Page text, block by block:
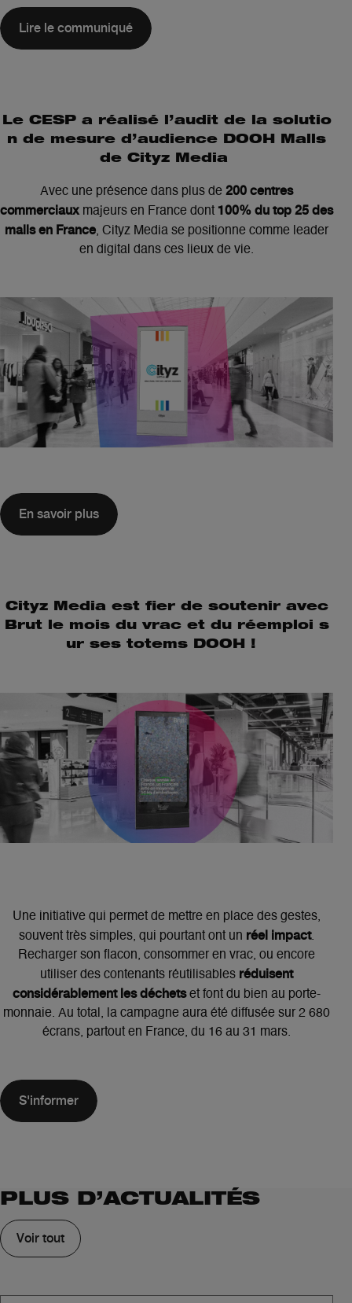
Lire le communiqué
Le CESP a réalisé l’audit de la solutio
n de mesure d’audience DOOH Malls
de Cityz Media
Avec une présence dans plus de 200 centres
commerciaux majeurs en France dont 100% du top 25 des
malls en France, Cityz Media se positionne comme leader
en digital dans ces lieux de vie.
En savoir plus
Cityz Media est fier de soutenir avec
Brut le mois du vrac et du réemploi s
ur ses totems DOOH !
Une initiative qui permet de mettre en place des gestes,
souvent très simples, qui pourtant ont un réel impact.
Recharger son flacon, consommer en vrac, ou encore
utiliser des contenants réutilisables réduisent
considérablement les déchetset font du bien au porte-
monnaie. Au total, la campagne aura été diffusée sur 2 680
écrans, partout en France, du 16 au 31 mars.
S'informer
PLUS D’ACTUALITÉS
Voir tout